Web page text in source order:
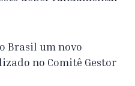
Brasil um novo
no Comitê Gestor